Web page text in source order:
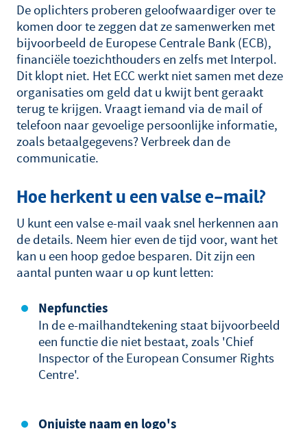
De oplichters proberen geloofwaardiger over te
komen door te zeggen dat ze samenwerken met
bijvoorbeeld de Europese Centrale Bank (ECB),
financiële toezichthouders en zelfs met Interpol.
Dit klopt niet. Het ECC werkt niet samen met deze
organisaties om geld dat u kwijt bent geraakt
terug te krijgen. Vraagt iemand via de mail of
telefoon naar gevoelige persoonlijke informatie,
zoals betaalgegevens? Verbreek dan de
communicatie.
Hoe herkent u een valse e-mail?
U kunt een valse e-mail vaak snel herkennen aan
de details. Neem hier even de tijd voor, want het
kan u een hoop gedoe besparen. Dit zijn een
aantal punten waar u op kunt letten:
Nepfuncties
In de e-mailhandtekening staat bijvoorbeeld
een functie die niet bestaat, zoals 'Chief
Inspector of the European Consumer Rights
Centre'.
Onjuiste naam en logo's